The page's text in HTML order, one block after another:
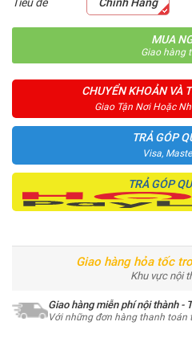
MUA
Giao hàng
CHUYỂN KHOẢN VÀ
Giao Tận Nơi Hoặc
TRẢ GÓP
Visa,
TRẢ GÓP
Giao hàng hỏa tốc
Khu vực nội
Giao hàng miễn phí nội thành -
Với những đơn hàng thanh toán